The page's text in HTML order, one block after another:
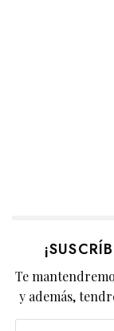
Te
y además,